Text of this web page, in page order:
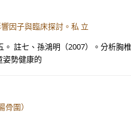
因子與臨床探討。私 立
註七、孫鴻明（2007）。分析
姿勢健康的
圍）